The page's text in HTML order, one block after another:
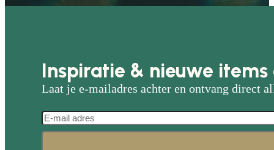
Inspiratie & nieuwe
Laat je e-mailadres achter en ontvang direct